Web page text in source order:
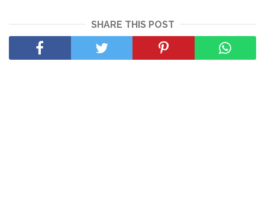
SHARE THIS POST